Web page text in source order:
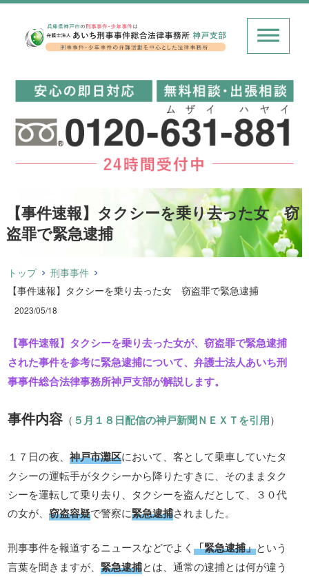
【事件速報】タクシーを乗り去った女 窃
盗罪で緊急逮捕
トップ
刑事事件
【事件速報】タクシーを乗り去った女 窃盗罪で緊急逮捕
2023/05/18
【事件速報】タクシーを乗り去った女が、窃盗罪で緊急逮捕
された事件を参考に緊急逮捕について、弁護士法人あいち刑
事事件総合法律事務所神戸支部が解説します。
事件内容 （ ５月１８日配信の神戸新聞ＮＥＸＴを引用）
１７日の夜、神戸市灘区において、客として乗車していたタ
クシーの運転手がタクシーから降りたすきに、そのままタク
シーを運転して乗り去り、タクシーを盗んだとして、３０代
の女が、窃盗容疑で警察に緊急逮捕されました。
刑事事件を報道するニュースなどでよく「緊急逮捕」という
言葉を聞きますが、緊急逮捕とは、通常の逮捕とは何が違う